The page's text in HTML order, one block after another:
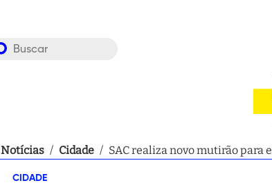
Notícias / Cidade / SAC realiza novo mutirão para
CIDADE